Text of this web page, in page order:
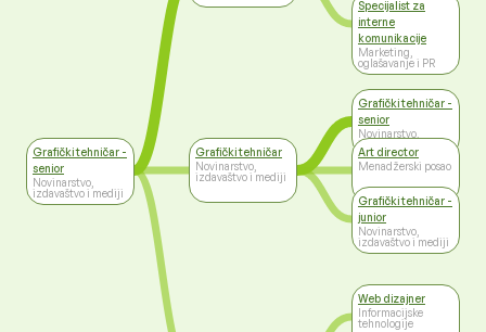
Grafički tehničar -
senior
Novinarstvo,
izdavaštvo i mediji
Grafički tehničar
Novinarstvo,
izdavaštvo i mediji
Specijalist za
interne
komunikacije
Marketing,
oglašavanje i PR
Grafički tehničar -
senior
Novinarstvo,
izdavaštvo i mediji
Art director
Menadžerski posao
Grafički tehničar -
junior
Novinarstvo,
izdavaštvo i mediji
Web dizajner
Informacijske
tehnologije